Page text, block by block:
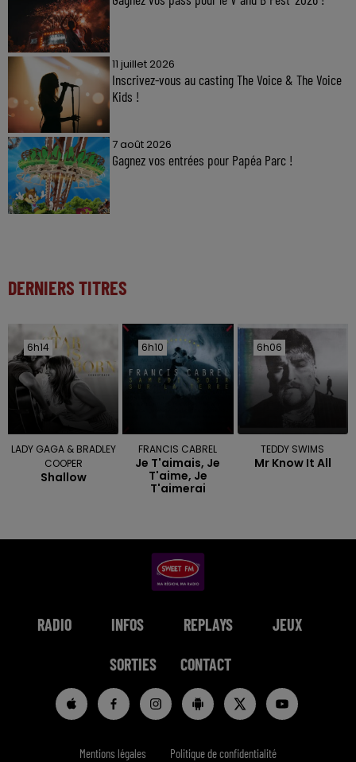
11 juillet 2026
Inscrivez-vous au casting The Voice & The Voice
Kids !
7 août 2026
Gagnez vos entrées pour Papéa Parc !
DERNIERS TITRES
6h14
6h14
LADY GAGA & BRADLEY
COOPER
Shallow
6h10
6h10
FRANCIS CABREL
Je T'aimais, Je
T'aime, Je
T'aimerai
6h06
6h06
TEDDY SWIMS
Mr Know It All
RADIO INFOS REPLAYS JEUX
SORTIES CONTACT
Mentions légales Politique de confidentialité